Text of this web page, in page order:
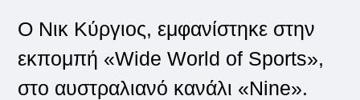
Ο Νικ Κύργιος, εμφανίστηκε στην
εκπομπή «Wide World of Sports»,
στο αυστραλιανό κανάλι «Nine».